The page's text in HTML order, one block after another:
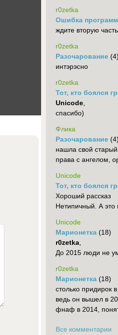
r0zetka
Ошибка
ждите вторую часть
r0zetka
Разочарование (4)
интэрэсно
r0zetka
Тот, кто боялся
Unicode
спасибо)
Флика
Разочарование (4)
нашла свой старый
права с ангелом,
Unicode
Тот, кто боялся
Хороший рассказ
Нетипичный. А это
Unicode
Марионетка (18)
r0zetka
До 2015 люди не
r0zetka
Марионетка (18)
столько придирок
ведь он вышел в
фнаф в 2014,
Все комментарии